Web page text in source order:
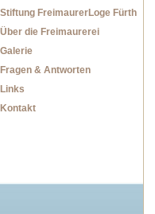
Stiftung FreimaurerLoge Fürth
Über die Freimaurerei
Galerie
Fragen & Antworten
Links
Kontakt